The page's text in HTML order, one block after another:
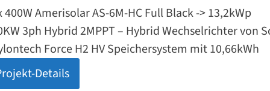
400W Amerisolar AS-6M-HC Full Black -> 13,2kWp
3ph Hybrid 2MPPT – Hybrid Wechselrichter von
Force H2 HV Speichersystem mit 10,66kWh
Details